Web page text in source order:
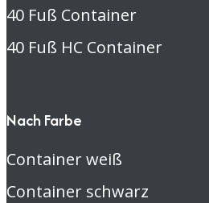
40 Fuß Container
40 Fuß HC Container
Nach Farbe
Container weiß
Container schwarz